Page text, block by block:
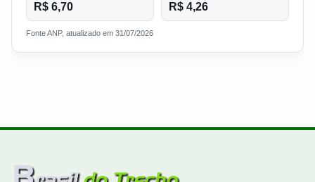
R$ 6,70 R$ 4,26
Fonte ANP, atualizado em 31/07/2026